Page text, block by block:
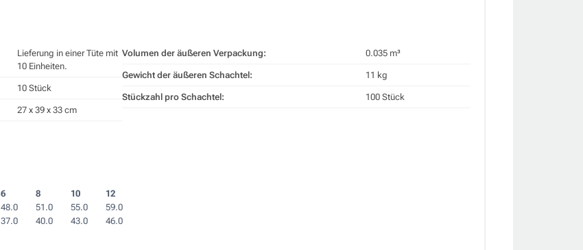
Lieferung in einer Tüte mit
10 Einheiten.
10 Stück
27 x 39 x 33 cm
Volumen der äußeren Verpackung: 0.035 m³
Gewicht der äußeren Schachtel: 11 kg
Stückzahl pro Schachtel: 100 Stück
6 8 10
12
48.0 51.0 55.0
59.0
37.0 40.0 43.0 46.0